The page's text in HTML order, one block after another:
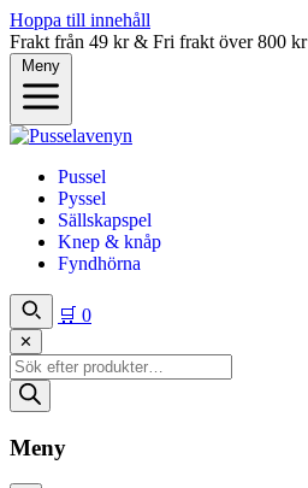
Hoppa till innehåll
Frakt från 49 kr & Fri frakt över 800 kr
Meny
Pussel
Pyssel
Sällskapspel
Knep & knåp
Fyndhörna
🛒 0
✕
Produktsökning
Meny